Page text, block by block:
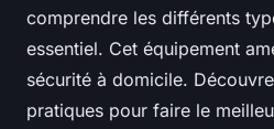
comprendre les différents
essentiel. Cet équipement
sécurité à domicile.
pratiques pour faire le